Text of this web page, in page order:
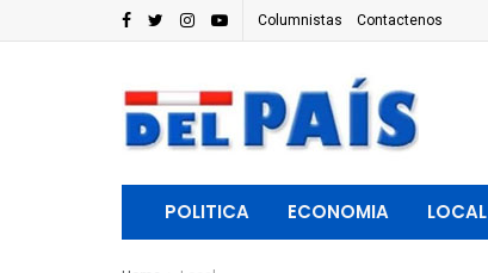
Columnistas Contactenos
POLITICA ECONOMIA LOCAL